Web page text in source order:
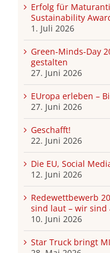
Erfolg für
Sustainability
1. Juli 2026
Green-Minds-Day
gestalten
27. Juni 2026
EUropa erleben –
27. Juni 2026
Geschafft!
22. Juni 2026
Die EU, Social
12. Juni 2026
Redewettbewerb
sind laut – wir sind
10. Juni 2026
Star Truck bringt